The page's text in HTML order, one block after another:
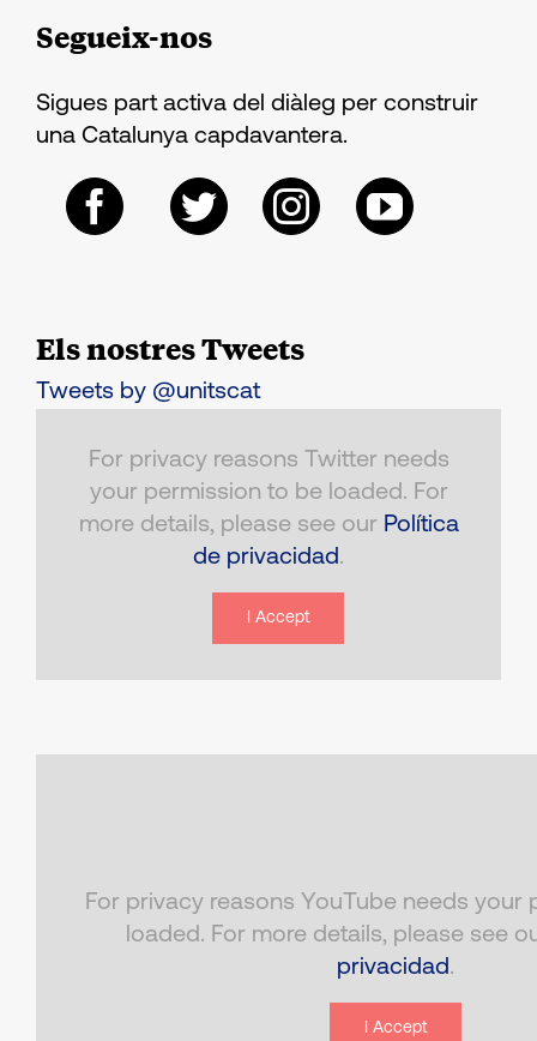
Segueix-nos
Sigues part activa del diàleg per construir
una Catalunya capdavantera.
Els nostres Tweets
Tweets by @unitscat
For privacy reasons Twitter needs
your permission to be loaded. For
more details, please see our Política
de privacidad.
I Accept
For privacy reasons YouTube needs your
loaded. For more details, please see
privacidad.
I Accept